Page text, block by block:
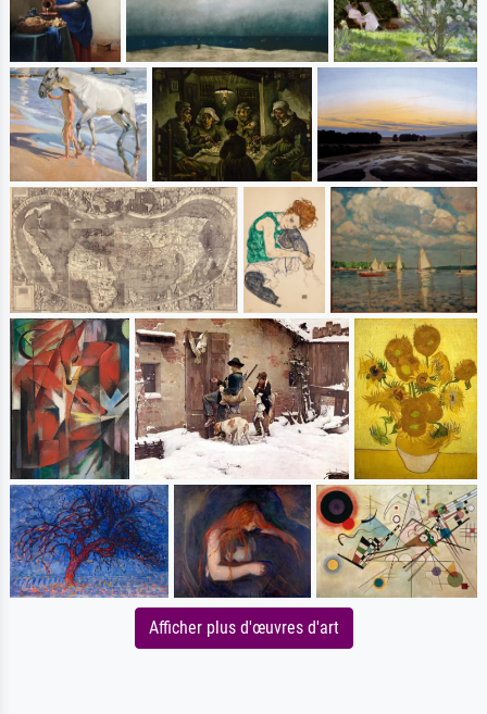
Afficher plus d'œuvres d'art